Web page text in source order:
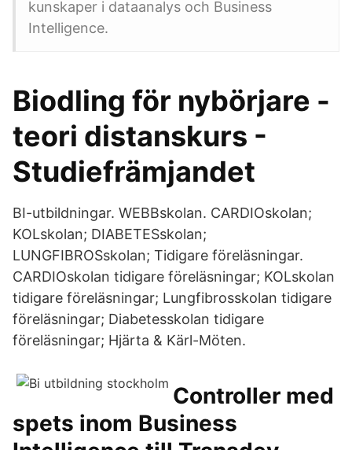
kunskaper i dataanalys och Business
Intelligence.
Biodling för nybörjare -
teori distanskurs -
Studiefrämjandet
BI-utbildningar. WEBBskolan. CARDIOskolan;
KOLskolan; DIABETESskolan;
LUNGFIBROSskolan; Tidigare föreläsningar.
CARDIOskolan tidigare föreläsningar; KOLskolan
tidigare föreläsningar; Lungfibrosskolan tidigare
föreläsningar; Diabetesskolan tidigare
föreläsningar; Hjärta & Kärl-Möten.
Controller med
spets inom Business